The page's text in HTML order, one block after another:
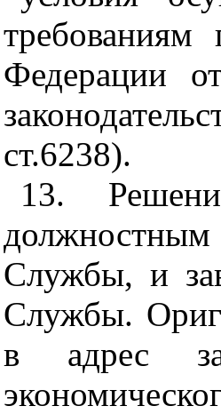
требованиям
Федерации
ст.6238).
13.
Службы, и
Службы.
в адрес